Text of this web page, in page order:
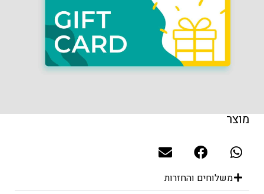
מוצר
משלוחים והחזרות